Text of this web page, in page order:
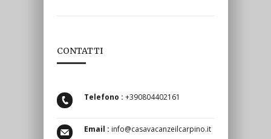
CONTATTI
Telefono : +390804402161
Email : info@casavacanzeilcarpino.it